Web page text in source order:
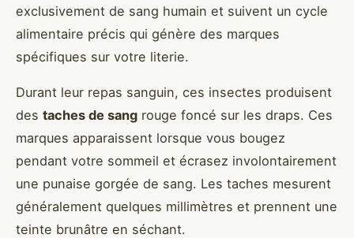
exclusivement de sang humain et suivent un cycle
alimentaire précis qui génère des marques
spécifiques sur votre literie.
Durant leur repas sanguin, ces insectes produisent
des taches de sang rouge foncé sur les draps. Ces
marques apparaissent lorsque vous bougez
pendant votre sommeil et écrasez involontairement
une punaise gorgée de sang. Les taches mesurent
généralement quelques millimètres et prennent une
teinte brunâtre en séchant.